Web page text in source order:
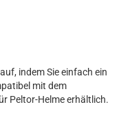
indem Sie einfach ein
mit dem
Peltor-Helme erhältlich.